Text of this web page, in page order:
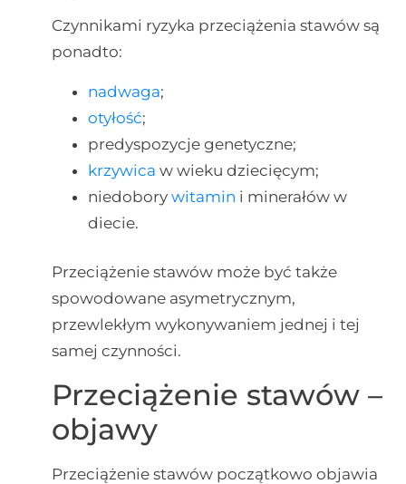
Czynnikami ryzyka przeciążenia stawów są
ponadto:
nadwaga;
otyłość;
predyspozycje genetyczne;
krzywica w wieku dziecięcym;
niedobory witamin i minerałów w
diecie.
Przeciążenie stawów może być także
spowodowane asymetrycznym,
przewlekłym wykonywaniem jednej i tej
samej czynności.
Przeciążenie stawów –
objawy
Przeciążenie stawów początkowo objawia